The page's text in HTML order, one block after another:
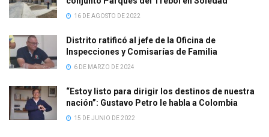
16 DE AGOSTO DE 2022
Distrito ratificó al jefe de la Oficina de
Inspecciones y Comisarías de Familia
6 DE MARZO DE 2024
“Estoy listo para dirigir los destinos de nuestra
nación”: Gustavo Petro le habla a Colombia
15 DE JUNIO DE 2022